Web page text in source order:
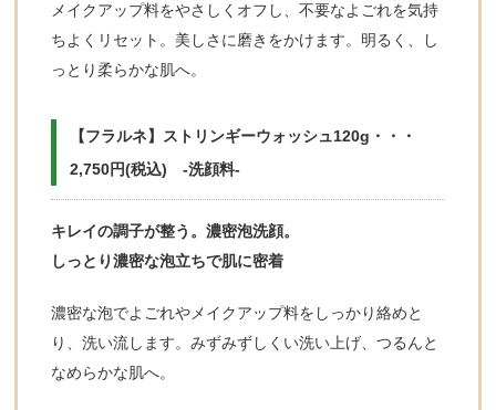
メイクアップ料をやさしくオフし、不要なよごれを気持
ちよくリセット。美しさに磨きをかけます。明るく、し
っとり柔らかな肌へ。
【フラルネ】ストリンギーウォッシュ120g・・・
2,750円(税込) -洗顔料-
キレイの調子が整う。濃密泡洗顔。
しっとり濃密な泡立ちで肌に密着
濃密な泡でよごれやメイクアップ料をしっかり絡めと
り、洗い流します。みずみずしくい洗い上げ、つるんと
なめらかな肌へ。